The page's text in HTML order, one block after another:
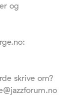
og
skrive om?